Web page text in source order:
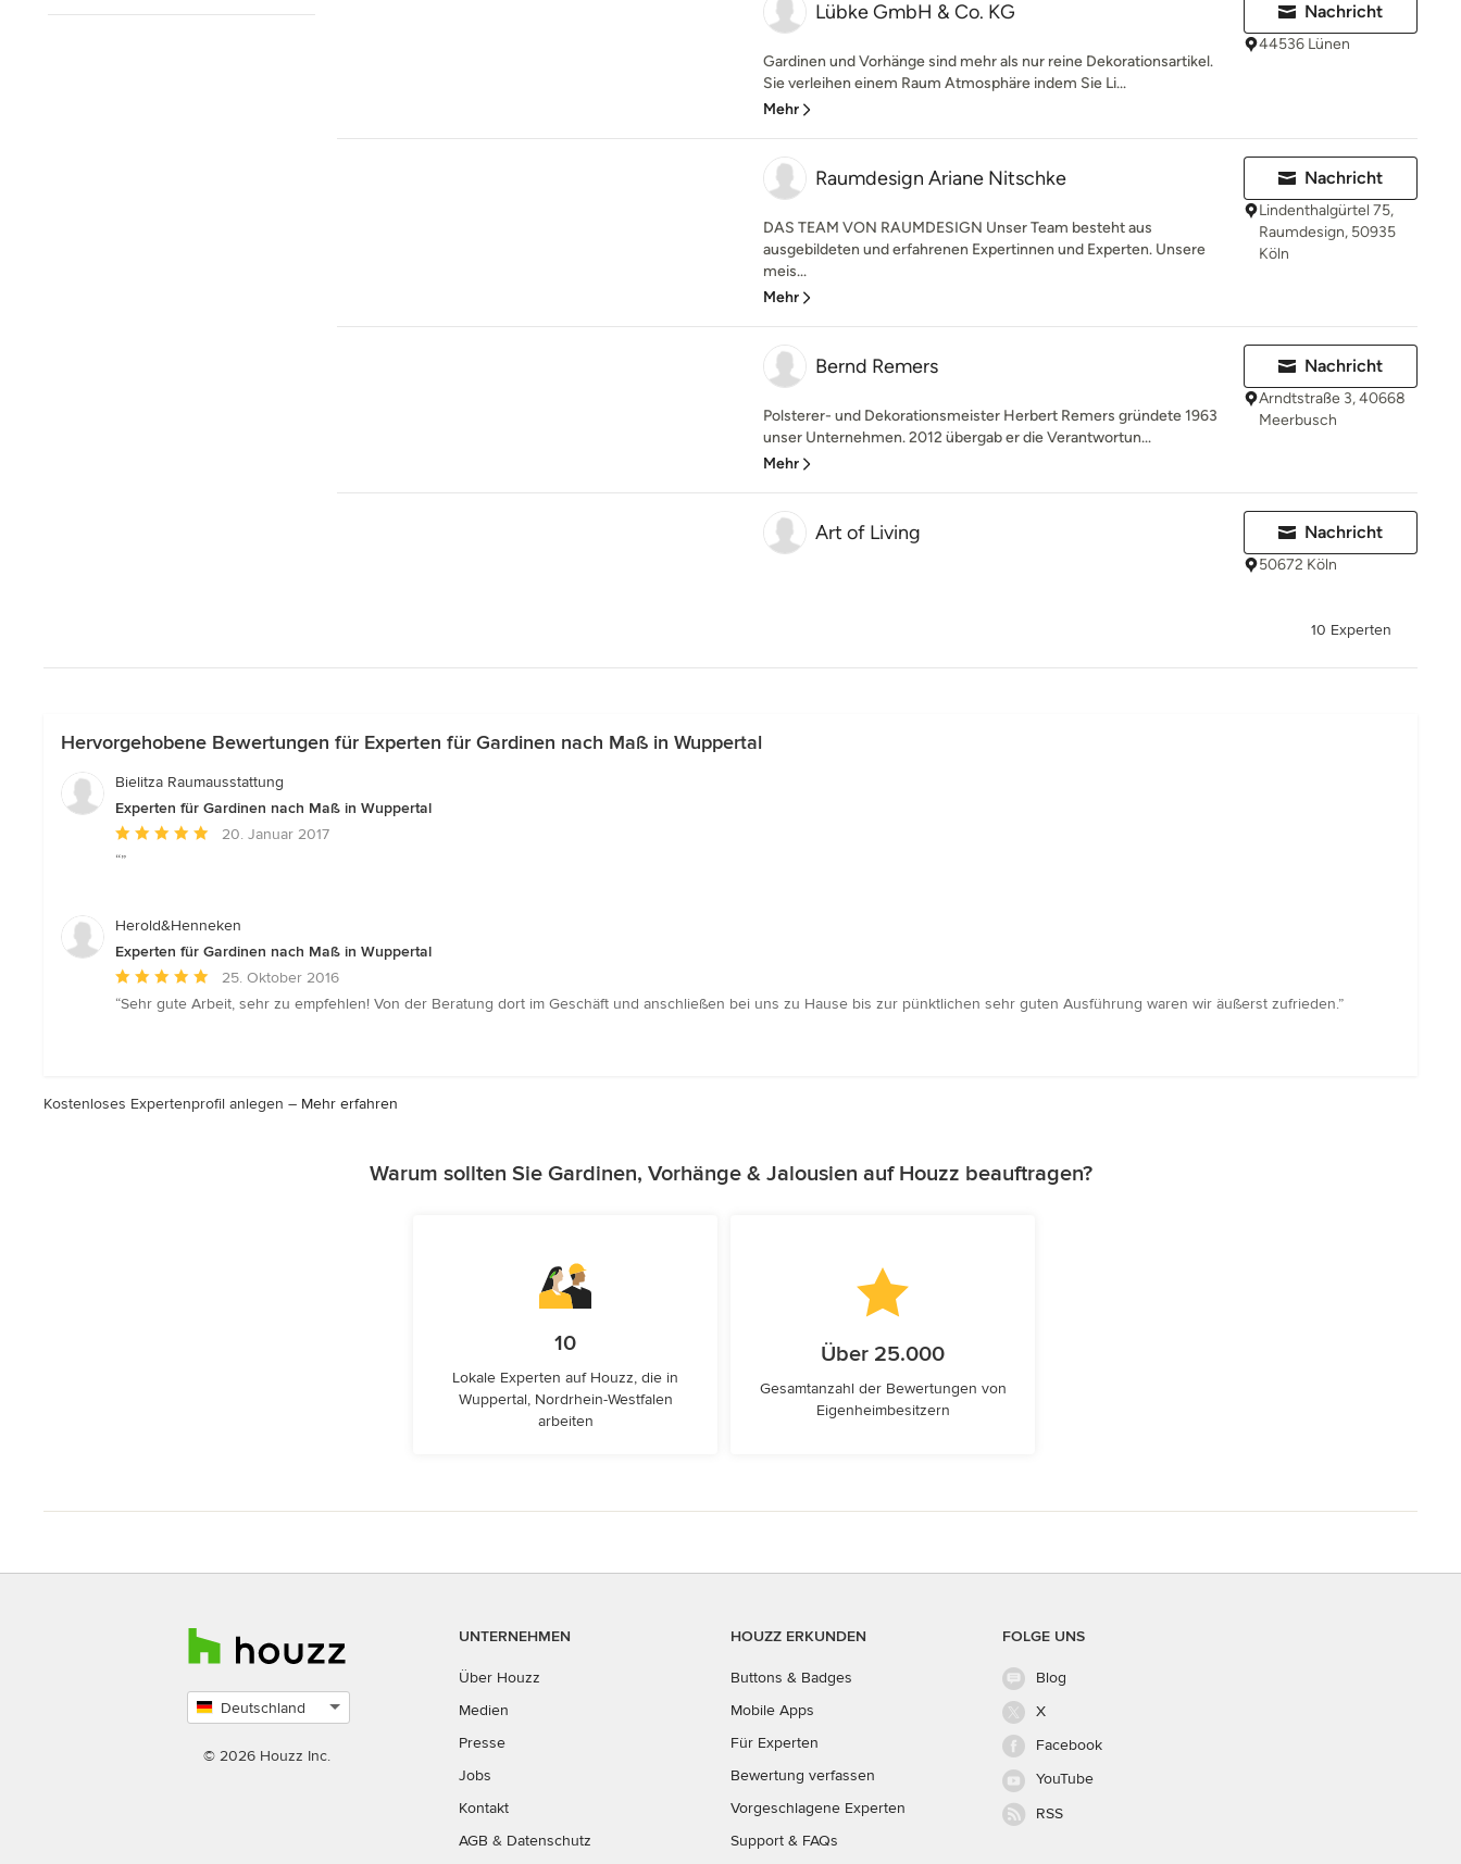
Lübke GmbH & Co. KG
Gardinen und Vorhänge sind mehr als nur reine Dekorationsartikel.
Sie verleihen einem Raum Atmosphäre indem Sie Li...
Mehr
Nachricht
44536 Lünen
Raumdesign Ariane Nitschke
DAS TEAM VON RAUMDESIGN Unser Team besteht aus
ausgebildeten und erfahrenen Expertinnen und Experten. Unsere
meis...
Mehr
Nachricht
Lindenthalgürtel 75,
Raumdesign, 50935
Köln
Bernd Remers
Polsterer- und Dekorationsmeister Herbert Remers gründete 1963
unser Unternehmen. 2012 übergab er die Verantwortun...
Mehr
Nachricht
Arndtstraße 3, 40668
Meerbusch
Art of Living Nachricht
50672 Köln
10 Experten
Hervorgehobene Bewertungen für Experten für Gardinen nach Maß in Wuppertal
Bielitza Raumausstattung
Experten für Gardinen nach Maß in Wuppertal
Durchschnittliche
Bewertung:
5
20. Januar 2017
“”
Herold&Henneken
Experten für Gardinen nach Maß in Wuppertal
Durchschnittliche
Bewertung:
25. Oktober 2016
“Sehr gute Arbeit, sehr zu empfehlen! Von der Beratung dort im Geschäft und anschließen bei uns zu Hause bis zur pünktlichen sehr guten Ausführung waren wir äußerst zufrieden.”
Kostenloses Expertenprofil anlegen – Mehr erfahren
Warum sollten Sie Gardinen, Vorhänge & Jalousien auf Houzz beauftragen?
10
Lokale Experten auf Houzz, die in
Wuppertal, Nordrhein-Westfalen
arbeiten
Über 25.000
Gesamtanzahl der Bewertungen von
Eigenheimbesitzern
Deutschland
auswählen
© 2026 Houzz Inc.
UNTERNEHMEN
Über Houzz
Medien
Presse
Jobs
Kontakt
AGB & Datenschutz
HOUZZ ERKUNDEN
Buttons & Badges
Mobile Apps
Für Experten
Bewertung verfassen
Vorgeschlagene Experten
Support & FAQs
FOLGE UNS
Blog
X
Facebook
YouTube
RSS